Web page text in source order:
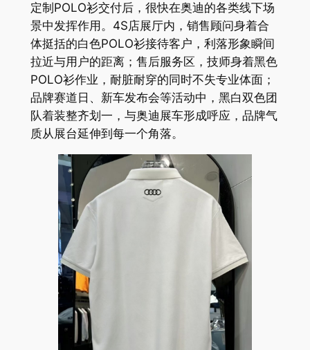
定制POLO衫交付后，很快在奥迪的各类线下场
景中发挥作用。4S店展厅内，销售顾问身着合
体挺括的白色POLO衫接待客户，利落形象瞬间
拉近与用户的距离；售后服务区，技师身着黑色
POLO衫作业，耐脏耐穿的同时不失专业体面；
品牌赛道日、新车发布会等活动中，黑白双色团
队着装整齐划一，与奥迪展车形成呼应，品牌气
质从展台延伸到每一个角落。